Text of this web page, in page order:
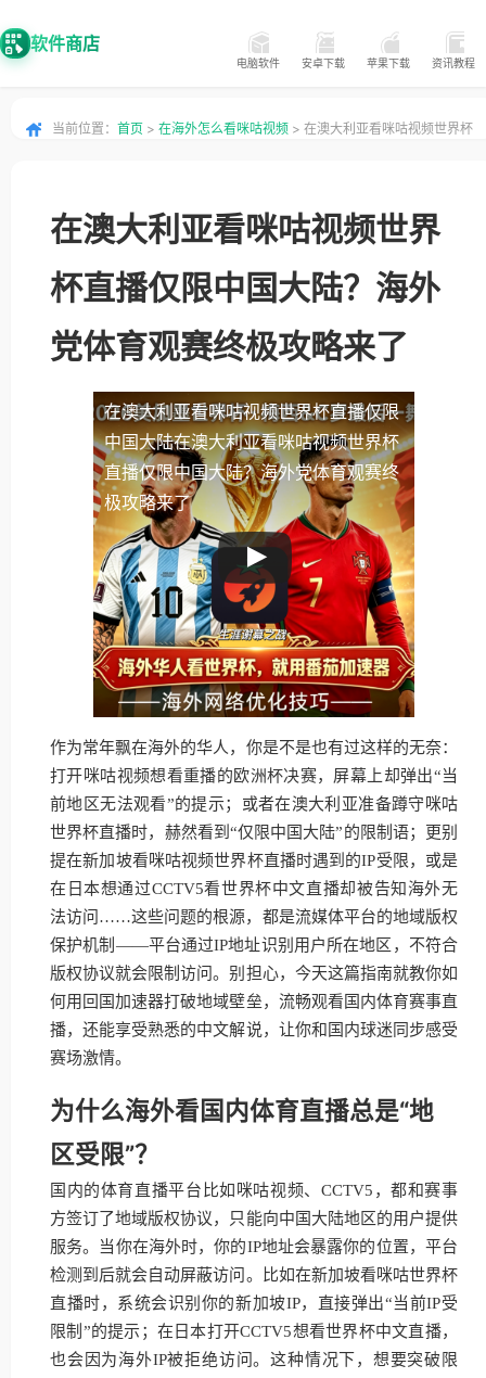
软件商店
电脑软件 安卓下载 苹果下载 资讯教程
当前位置： 首页 > 在海外怎么看咪咕视频 > 在澳大利亚看咪咕视频世界杯
在澳大利亚看咪咕视频世界
杯直播仅限中国大陆？海外
党体育观赛终极攻略来了
在澳大利亚看咪咕视频世界杯直播仅限
中国大陆在澳大利亚看咪咕视频世界杯
直播仅限中国大陆？海外党体育观赛终
极攻略来了
作为常年飘在海外的华人，你是不是也有过这样的无奈：
打开咪咕视频想看重播的欧洲杯决赛，屏幕上却弹出“当
前地区无法观看”的提示；或者在澳大利亚准备蹲守咪咕
世界杯直播时，赫然看到“仅限中国大陆”的限制语；更别
提在新加坡看咪咕视频世界杯直播时遇到的IP受限，或是
在日本想通过CCTV5看世界杯中文直播却被告知海外无
法访问……这些问题的根源，都是流媒体平台的地域版权
保护机制——平台通过IP地址识别用户所在地区，不符合
版权协议就会限制访问。别担心，今天这篇指南就教你如
何用回国加速器打破地域壁垒，流畅观看国内体育赛事直
播，还能享受熟悉的中文解说，让你和国内球迷同步感受
赛场激情。
为什么海外看国内体育直播总是“地
区受限”？
国内的体育直播平台比如咪咕视频、CCTV5，都和赛事
方签订了地域版权协议，只能向中国大陆地区的用户提供
服务。当你在海外时，你的IP地址会暴露你的位置，平台
检测到后就会自动屏蔽访问。比如在新加坡看咪咕世界杯
直播时，系统会识别你的新加坡IP，直接弹出“当前IP受
限制”的提示；在日本打开CCTV5想看世界杯中文直播，
也会因为海外IP被拒绝访问。这种情况下，想要突破限